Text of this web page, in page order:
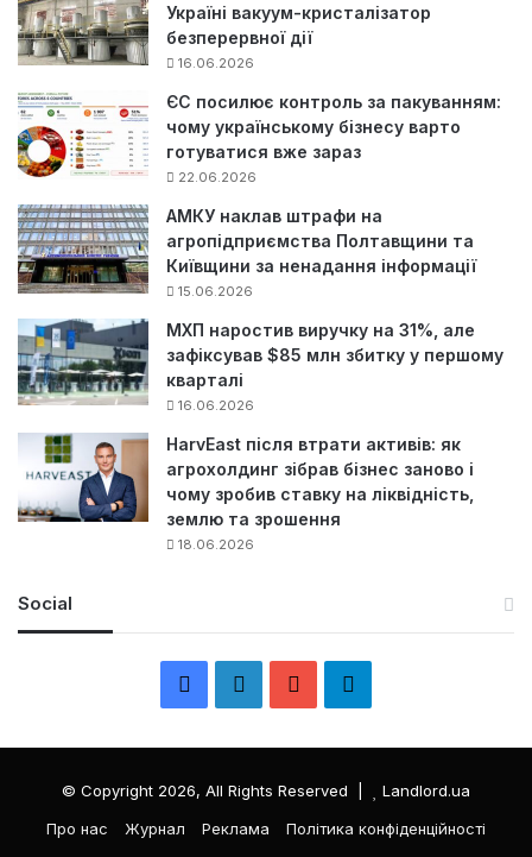
Україні вакуум-кристалізатор
безперервної дії
16.06.2026
ЄС посилює контроль за пакуванням:
чому українському бізнесу варто
готуватися вже зараз
22.06.2026
АМКУ наклав штрафи на
агропідприємства Полтавщини та
Київщини за ненадання інформації
15.06.2026
МХП наростив виручку на 31%, але
зафіксував $85 млн збитку у першому
кварталі
16.06.2026
HarvEast після втрати активів: як
агрохолдинг зібрав бізнес заново і
чому зробив ставку на ліквідність,
землю та зрошення
18.06.2026
Social
e
k
T
л
е
© Copyright 2026, All Rights Reserved |
Landlord.ua
Про нас
Журнал Реклама
Політика конфіденційності